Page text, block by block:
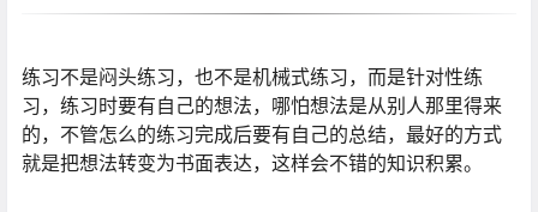
练习不是闷头练习，也不是机械式练习，而是针对性练
习，练习时要有自己的想法，哪怕想法是从别人那里得来
的，不管怎么的练习完成后要有自己的总结，最好的方式
就是把想法转变为书面表达，这样会不错的知识积累。